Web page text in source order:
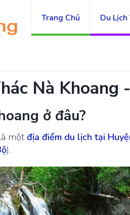
Trang Chủ Du Lịch
Nà Khoang
ở đâu?
một địa điểm du lịch tại
).